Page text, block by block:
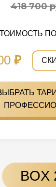
418 700
₽
BOX